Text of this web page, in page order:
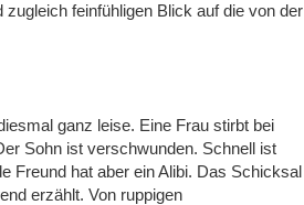
feinfühligen Blick auf die von der
ganz leise. Eine Frau stirbt bei
Sohn ist verschwunden. Schnell ist
Freund hat aber ein Alibi. Das Schicksal
erzählt. Von ruppigen